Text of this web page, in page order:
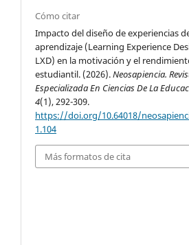
Cómo citar
Impacto del diseño de experiencias
aprendizaje (Learning Experience
LXD) en la motivación y el
estudiantil. (2026).Neosapiencia.
Especializada En Ciencias De La
4(1), 292-309.
https://doi.org/10.64018/
1.104
Más formatos de cita